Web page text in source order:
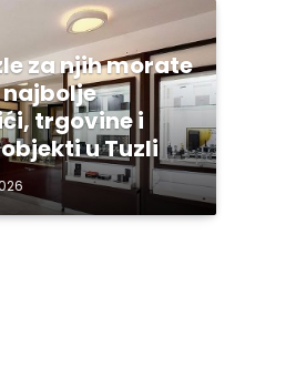
za njih morate
najbolje
trgovine i
u Tuzli